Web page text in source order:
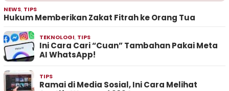
NEWS, TIPS
Hukum Memberikan Zakat Fitrah ke Orang Tua
TEKNOLOGI, TIPS
Ini Cara Cari “Cuan” Tambahan Pakai Meta
AI WhatsApp!
TIPS
Ramai di Media Sosial, Ini Cara Melihat